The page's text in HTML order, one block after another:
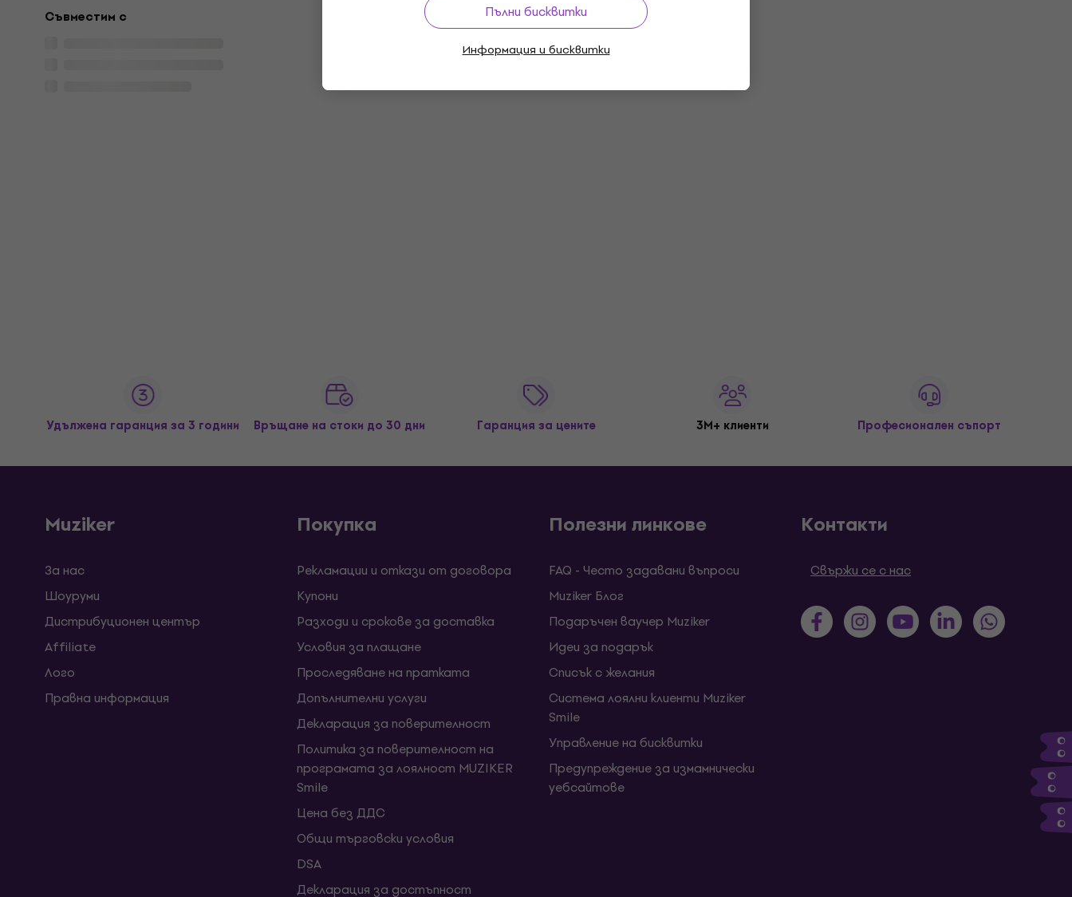
Пълни бисквитки
Информация и бисквитки
Съвместим с
Удължена гаранция за 3 години Връщане на стоки до 30 дни Гаранция за цените 3M+ клиенти Професионален съпорт
Muziker
За нас
Шоуруми
Дистрибуционен център
Affiliate
Лого
Правна информация
Покупка
Рекламации и откази от договора
Kупони
Разходи и срокове за доставка
Условия за плащане
Проследяване на пратката
Допълнителни услуги
Декларация за поверителност
Политика за поверителност на
програмата за лоялност MUZIKER
Smile
Цена без ДДС
Общи търговски условия
DSA
Декларация за достъпност
Полезни линкове
FAQ - Често задавани въпроси
Muziker Блог
Подаръчен ваучер Muziker
Идеи за подарък
Списък с желания
Система лоялни клиенти Muziker
Smile
Управление на бисквитки
Предупреждение за измамнически
уебсайтове
Контакти
Свържи се с нас